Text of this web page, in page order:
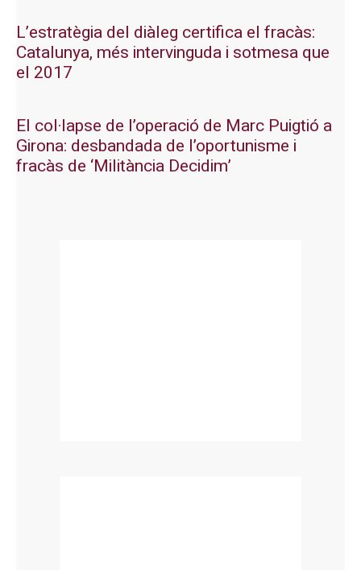
L’estratègia del diàleg certifica el fracàs:
Catalunya, més intervinguda i sotmesa que
el 2017
El col·lapse de l’operació de Marc Puigtió a
Girona: desbandada de l’oportunisme i
fracàs de ‘Militància Decidim’